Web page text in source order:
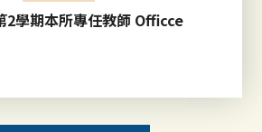
2學期本所專任教師 Officce